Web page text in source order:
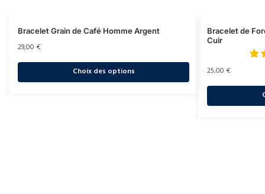
Bracelet Grain de Café Homme Argent
29,00 €
Choix des options
Bracelet de
Cuir
25,00 €